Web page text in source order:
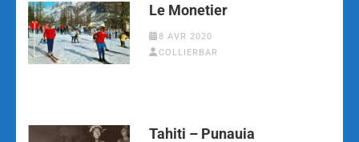
Le Monetier
8 AVR 2020
COLLIERBAR
Tahiti – Punauia